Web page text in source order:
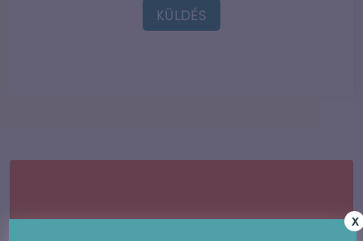
KÜLDÉS
Tetszett a cikk? X